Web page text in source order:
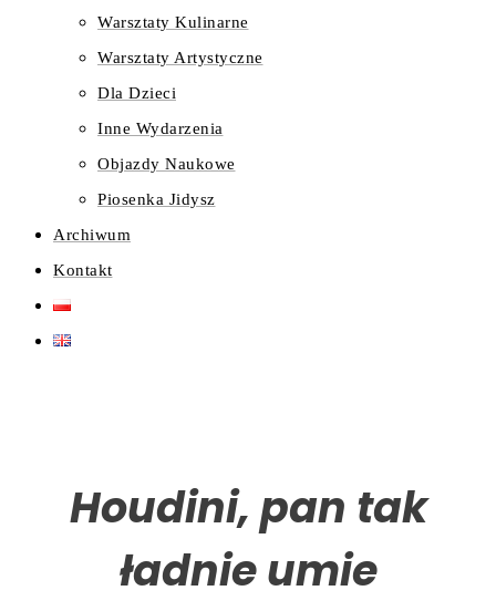
Warsztaty Kulinarne
Warsztaty Artystyczne
Dla Dzieci
Inne Wydarzenia
Objazdy Naukowe
Piosenka Jidysz
Archiwum
Kontakt
Houdini, pan tak
ładnie umie